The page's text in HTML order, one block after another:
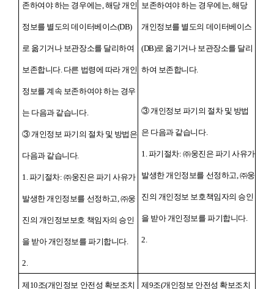
존하여야 하는 경우에는, 해당 개인
정보를 별도의 데이터베이스(DB)
로 옮기거나 보관장소를 달리하여
보존합니다. 다른 법령에 따라 개인
정보를 계속 보존하여야 하는 경우
는 다음과 같습니다.
③ 개인정보 파기의 절차 및 방법은
다음과 같습니다.
1. 파기절차: ㈜웅진은 파기 사유가
발생한 개인정보를 선정하고, ㈜웅
진의 개인정보보호 책임자의 승인
을 받아 개인정보를 파기합니다.
2.
보존하여야 하는 경우에는, 해당
개인정보를 별도의 데이터베이스
(DB)로 옮기거나 보관장소를 달리
하여 보존합니다.
③ 개인정보 파기의 절차 및 방법
은 다음과 같습니다.
1. 파기절차: ㈜웅진은 파기 사유가
발생한 개인정보를 선정하고, ㈜웅
진의 개인정보 보호책임자의 승인
을 받아 개인정보를 파기합니다.
2.
제10조(개인정보 안전성 확보조치 제9조(개인정보 안전성 확보조치